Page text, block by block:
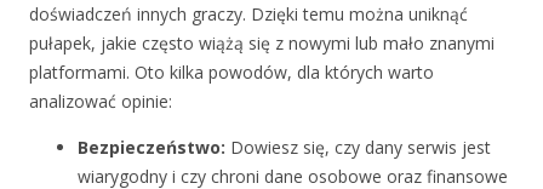
doświadczeń innych graczy. Dzięki temu można uniknąć
pułapek, jakie często wiążą się z nowymi lub mało znanymi
platformami. Oto kilka powodów, dla których warto
analizować opinie:
Bezpieczeństwo: Dowiesz się, czy dany serwis jest
wiarygodny i czy chroni dane osobowe oraz finansowe